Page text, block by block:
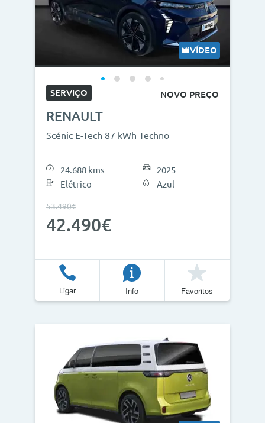
VÍDEO
SERVIÇO NOVO PREÇO
RENAULT
Scénic E-Tech 87 kWh Techno
24.688 kms
Elétrico
2025
Azul
53.490€
42.490€
Ligar Info Favoritos